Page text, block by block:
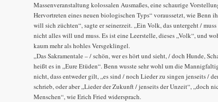
Massenveranstaltung kolossalen Ausmaßes, eine schaurige
Hervortreten eines neuen biologischen Typs“ voraussetzt, wie Benn
will sich züchten“, sagte er seinerzeit. „Ein Volk, das untergeht /
nicht alles will und muss. Es ist eine Leerstelle, dieses „Volk“, und
kaum mehr als hohles Versgeklingel.
„Das Sakramentale – / schön, wer es hört und sieht, / doch Hunde,
heißt es in „Eure Etüden“. Benn wusste sehr wohl um die
nicht, dass entweder gilt, „es sind / noch Lieder zu singen jenseits /
schrieb, oder aber „Lieder der Zukunft / jenseits der Unzeit“, „doch
Menschen“, wie Erich Fried widersprach.